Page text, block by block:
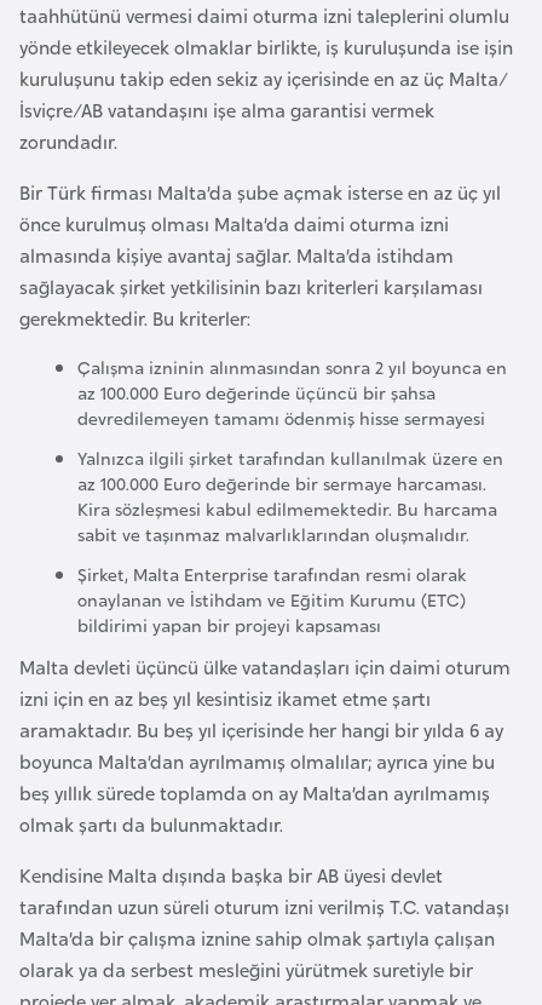
taahhütünü vermesi daimi oturma izni taleplerini olumlu
yönde etkileyecek olmaklar birlikte, iş kuruluşunda ise işin
kuruluşunu takip eden sekiz ay içerisinde en az üç Malta/
İsviçre/AB vatandaşını işe alma garantisi vermek
zorundadır.
Bir Türk firması Malta’da şube açmak isterse en az üç yıl
önce kurulmuş olması Malta’da daimi oturma izni
almasında kişiye avantaj sağlar. Malta’da istihdam
sağlayacak şirket yetkilisinin bazı kriterleri karşılaması
gerekmektedir. Bu kriterler:
Çalışma izninin alınmasından sonra 2 yıl boyunca en
az 100.000 Euro değerinde üçüncü bir şahsa
devredilemeyen tamamı ödenmiş hisse sermayesi
Yalnızca ilgili şirket tarafından kullanılmak üzere en
az 100.000 Euro değerinde bir sermaye harcaması.
Kira sözleşmesi kabul edilmemektedir. Bu harcama
sabit ve taşınmaz malvarlıklarından oluşmalıdır.
Şirket, Malta Enterprise tarafından resmi olarak
onaylanan ve İstihdam ve Eğitim Kurumu (ETC)
bildirimi yapan bir projeyi kapsaması
Malta devleti üçüncü ülke vatandaşları için daimi oturum
izni için en az beş yıl kesintisiz ikamet etme şartı
aramaktadır. Bu beş yıl içerisinde her hangi bir yılda 6 ay
boyunca Malta’dan ayrılmamış olmalılar; ayrıca yine bu
beş yıllık sürede toplamda on ay Malta’dan ayrılmamış
olmak şartı da bulunmaktadır.
Kendisine Malta dışında başka bir AB üyesi devlet
tarafından uzun süreli oturum izni verilmiş T.C. vatandaşı
Malta’da bir çalışma iznine sahip olmak şartıyla çalışan
olarak ya da serbest mesleğini yürütmek suretiyle bir
D
a
n
i
a
r
k
a
K
o
n
g
o
B
u
l
g
a